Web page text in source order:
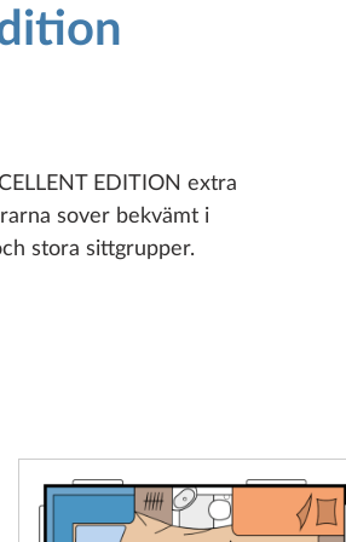
EDITION extra
sover bekvämt i
stora sittgrupper.